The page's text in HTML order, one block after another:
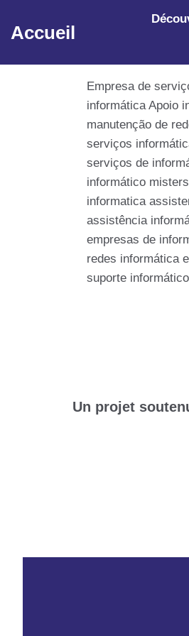
Aller au contenu principal
Accueil
Empresa de
informática Apoio
manutenção de
serviços
serviços de
informático
informatica
assistência
empresas de
redes informática
suporte
Un projet